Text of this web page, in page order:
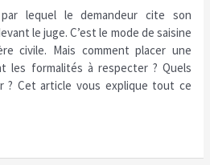
par lequel le demandeur cite son
le juge. C’est le mode de saisine
civile. Mais comment placer une
les formalités à respecter ? Quels
? Cet article vous explique tout ce